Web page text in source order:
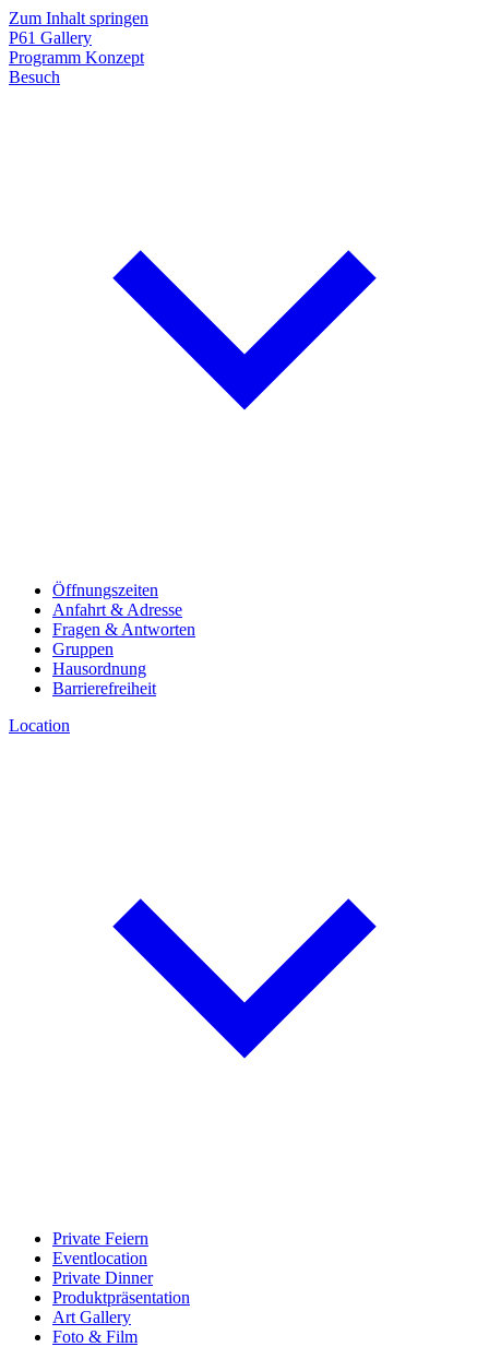
Zum Inhalt springen
P61 Gallery
Programm Konzept
Besuch
Öffnungszeiten
Anfahrt & Adresse
Fragen & Antworten
Gruppen
Hausordnung
Barrierefreiheit
Location
Private Feiern
Eventlocation
Private Dinner
Produktpräsentation
Art Gallery
Foto & Film